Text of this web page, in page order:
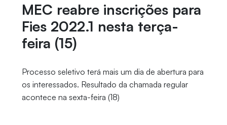
MEC reabre inscrições para
Fies 2022.1 nesta terça-
feira (15)
Processo seletivo terá mais um dia de abertura para
os interessados. Resultado da chamada regular
acontece na sexta-feira (18)